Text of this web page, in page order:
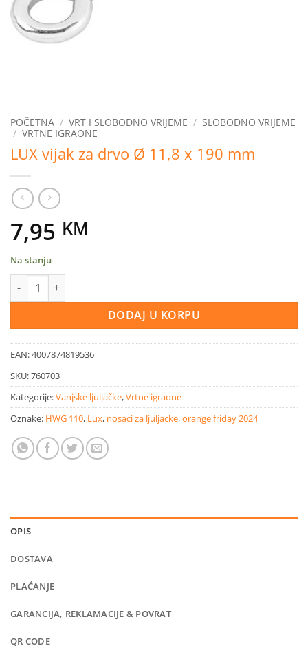
POČETNA / VRT I SLOBODNO VRIJEME / SLOBODNO VRIJEME
/ VRTNE IGRAONE
LUX vijak za drvo Ø 11,8 x 190 mm
7,95 KM
Na stanju
LUX vijak za drvo Ø 11,8 x 190 mm količina
DODAJ U KORPU
EAN:4007874819536
SKU:760703
Kategorije:Vanjske ljuljačke,Vrtne igraone
Oznake: HWG 110, Lux, nosaci za ljuljacke,orange friday 2024
OPIS
DOSTAVA
PLAĆANJE
GARANCIJA, REKLAMACIJE & POVRAT
QR CODE